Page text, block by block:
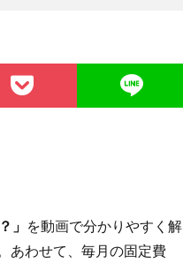
」 を動画で分かりやすく解
あわせて、毎月の固定費